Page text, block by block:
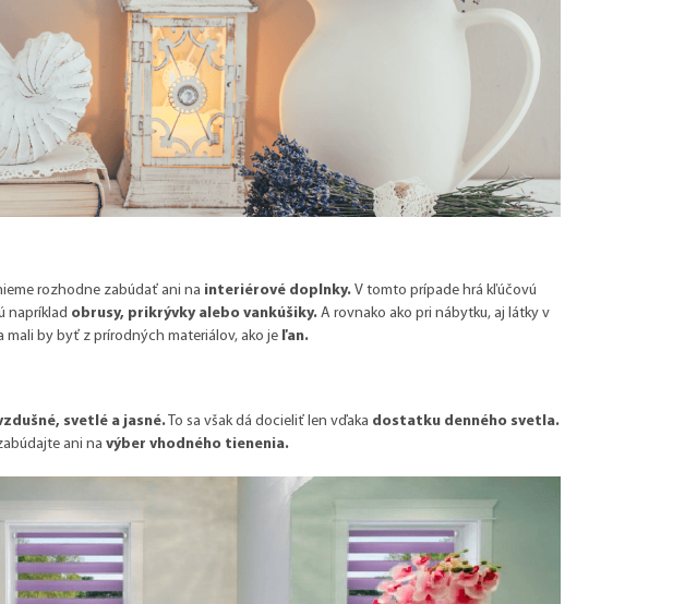
rozhodne zabúdať ani na interiérové ​​doplnky. V tomto prípade hrá kľúčovú
napríklad obrusy, prikrývky alebo vankúšiky. A rovnako ako pri nábytku, aj látky v
by byť z prírodných materiálov, ako je ľan.
svetlé a jasné. To sa však dá docieliť len vďaka dostatku denného svetla.
ani na výber vhodného tienenia.